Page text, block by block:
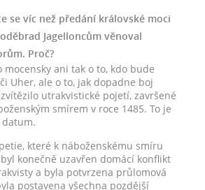
se víc než předání královské moci
Jagelloncům věnoval
Proč?
mocensky ani tak o to, kdo bude
Uher, ale o to, jak dopadne boj
utrakvistické pojetí, završené
smírem v roce 1485. To je
datum.
které k náboženskému smíru
konečně uzavřen domácí konflikt
a byla potvrzena průlomová
postavena všechna pozdější